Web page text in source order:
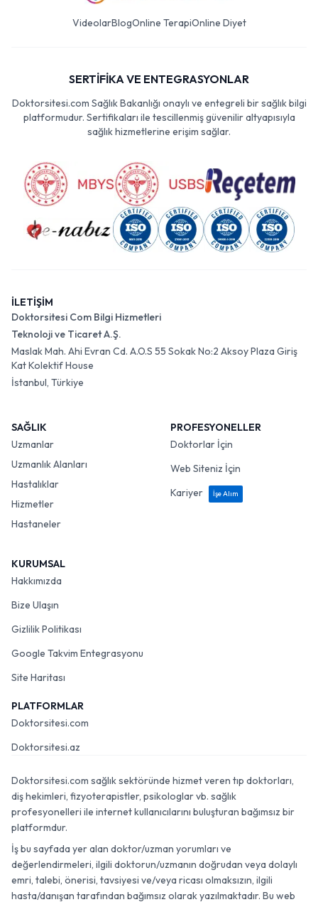
VideolarBlogOnline TerapiOnline Diyet
SERTİFİKA VE ENTEGRASYONLAR
Doktorsitesi.com Sağlık Bakanlığı onaylı ve entegreli bir sağlık bilgi
platformudur. Sertifikaları ile tescillenmiş güvenilir altyapısıyla
sağlık hizmetlerine erişim sağlar.
İLETİŞİM
Doktorsitesi Com Bilgi Hizmetleri
Teknoloji ve Ticaret A.Ş.
Maslak Mah. Ahi Evran Cd. A.O.S 55 Sokak No:2 Aksoy Plaza Giriş
Kat Kolektif House
İstanbul, Türkiye
SAĞLIK
Uzmanlar
Uzmanlık Alanları
Hastalıklar
Hizmetler
Hastaneler
PROFESYONELLER
Doktorlar İçin
Web Siteniz İçin
Kariyer
İşe Alım
KURUMSAL
Hakkımızda
Bize Ulaşın
Gizlilik Politikası
Google Takvim Entegrasyonu
Site Haritası
PLATFORMLAR
Doktorsitesi.com
Doktorsitesi.az
Doktorsitesi.com sağlık sektöründe hizmet veren tıp doktorları,
diş hekimleri, fizyoterapistler, psikologlar vb. sağlık
profesyonelleri ile internet kullanıcılarını buluşturan bağımsız bir
platformdur.
İş bu sayfada yer alan doktor/uzman yorumları ve
değerlendirmeleri, ilgili doktorun/uzmanın doğrudan veya dolaylı
emri, talebi, önerisi, tavsiyesi ve/veya ricası olmaksızın, ilgili
hasta/danışan tarafından bağımsız olarak yazılmaktadır. Bu web